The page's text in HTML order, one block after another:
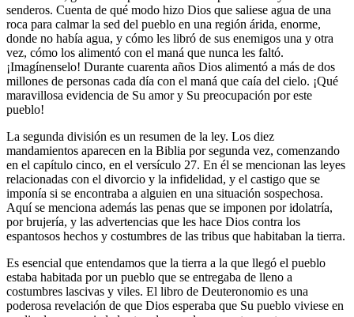
senderos. Cuenta de qué modo hizo Dios que saliese agua de una
roca para calmar la sed del pueblo en una región árida, enorme,
donde no había agua, y cómo les libró de sus enemigos una y otra
vez, cómo los alimentó con el maná que nunca les faltó.
¡Imagínenselo! Durante cuarenta años Dios alimentó a más de dos
millones de personas cada día con el maná que caía del cielo. ¡Qué
maravillosa evidencia de Su amor y Su preocupación por este
pueblo!
La segunda división es un resumen de la ley. Los diez
mandamientos aparecen en la Biblia por segunda vez, comenzando
en el capítulo cinco, en el versículo 27. En él se mencionan las leyes
relacionadas con el divorcio y la infidelidad, y el castigo que se
imponía si se encontraba a alguien en una situación sospechosa.
Aquí se menciona además las penas que se imponen por idolatría,
por brujería, y las advertencias que les hace Dios contra los
espantosos hechos y costumbres de las tribus que habitaban la tierra.
Es esencial que entendamos que la tierra a la que llegó el pueblo
estaba habitada por un pueblo que se entregaba de lleno a
costumbres lascivas y viles. El libro de Deuteronomio es una
poderosa revelación de que Dios esperaba que Su pueblo viviese en